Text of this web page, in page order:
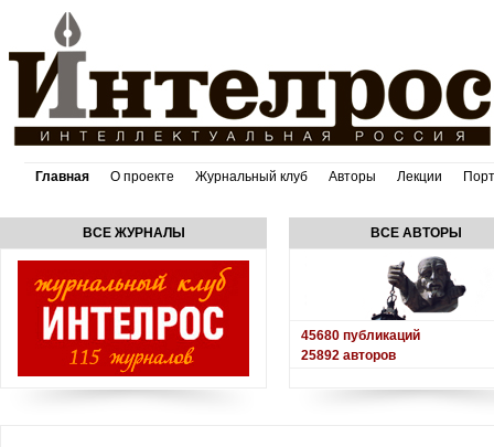
Главная О проекте Журнальный клуб Авторы Лекции
ВСЕ ЖУРНАЛЫ ВСЕ АВТОРЫ
45680 публикаций
25892 авторов